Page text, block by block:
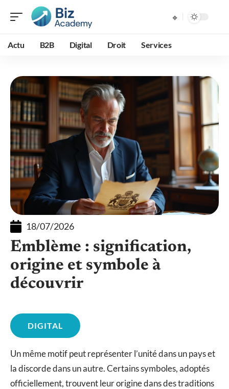
Actu B2B Digital Droit Services
18/07/2026
Emblème : signification,
origine et symbole à
découvrir
DIGITAL
Un même motif peut représenter l’unité dans un pays et
la discorde dans un autre. Certains symboles, adoptés
officiellement, trouvent leur origine dans des traditions